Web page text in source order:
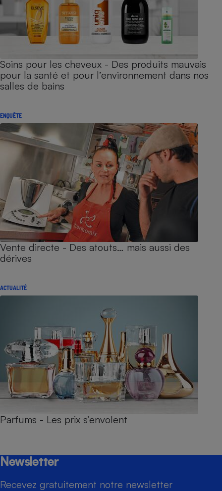
Soins pour les cheveux - Des produits mauvais
pour la santé et pour l’environnement dans nos
salles de bains
ENQUÊTE
Vente directe - Des atouts… mais aussi des
dérives
ACTUALITÉ
Parfums - Les prix s’envolent
Newsletter
Recevez gratuitement notre newsletter